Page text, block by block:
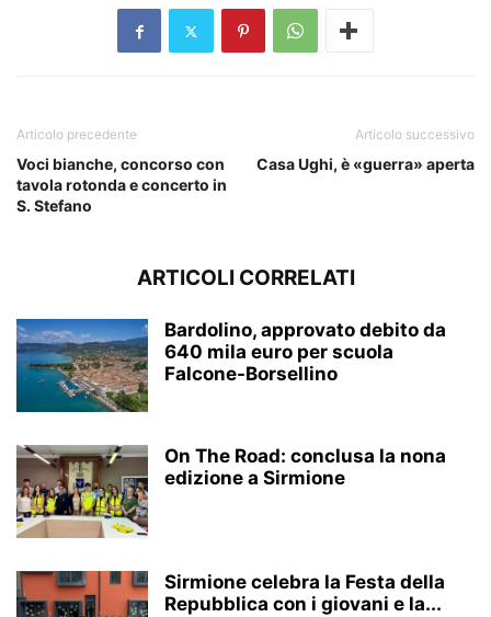
Articolo precedente
Voci bianche, concorso con
tavola rotonda e concerto in
S. Stefano
Articolo successivo
Casa Ughi, è «guerra» aperta
ARTICOLI CORRELATI
Bardolino, approvato debito da
640 mila euro per scuola
Falcone-Borsellino
On The Road: conclusa la nona
edizione a Sirmione
Sirmione celebra la Festa della
Repubblica con i giovani e la...